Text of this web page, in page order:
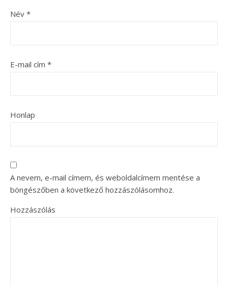
Név *
E-mail cím *
Honlap
A nevem, e-mail címem, és weboldalcímem mentése a
böngészőben a következő hozzászólásomhoz.
Hozzászólás